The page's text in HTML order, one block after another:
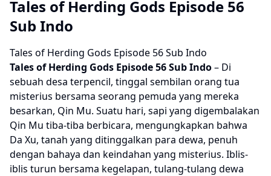
Tales of Herding Gods Episode 56
Sub Indo
Tales of Herding Gods Episode 56 Sub Indo
Tales of Herding Gods Episode 56 Sub Indo– Di
sebuah desa terpencil, tinggal sembilan orang tua
misterius bersama seorang pemuda yang mereka
besarkan, Qin Mu. Suatu hari, sapi yang digembalakan
Qin Mu tiba-tiba berbicara, mengungkapkan bahwa
Da Xu, tanah yang ditinggalkan para dewa, penuh
dengan bahaya dan keindahan yang misterius. Iblis-
iblis turun bersama kegelapan, tulang-tulang dewa